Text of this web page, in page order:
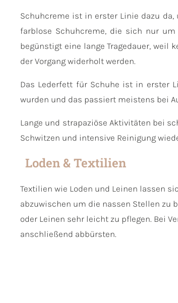
Schuhcreme ist in erster Linie dazu
farblose Schuhcreme, die sich nur
begünstigt eine lange Tragedauer, weil
der Vorgang widerholt werden.
Das Lederfett für Schuhe ist in erster
wurden und das passiert meistens bei
Lange und strapaziöse Aktivitäten bei
Schwitzen und intensive Reinigung
Loden & Textilien
Textilien wie Loden und Leinen lassen
abzuwischen um die nassen Stellen zu
oder Leinen sehr leicht zu pflegen. Bei
anschließend abbürsten.